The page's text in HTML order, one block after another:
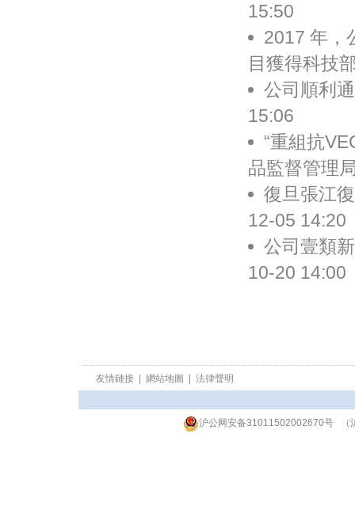
15:50
2017 年，
目獲得科技
公司順利
15:06
“重組抗
品監督管理
復旦張江
12-05 14:20
公司壹類
10-20 14:00
友情鏈接 網站地圖 法律聲明
沪公网安备31011502002670号（